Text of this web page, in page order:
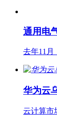
通用电
去年11月
华为云
云计算市